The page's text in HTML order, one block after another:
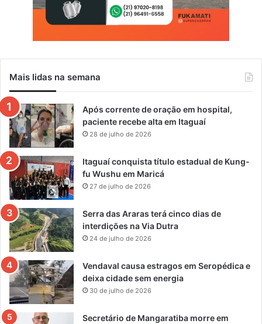
Mais lidas na semana
Após corrente de oração em hospital,
paciente recebe alta em Itaguaí
28 de julho de 2026
Itaguaí conquista título estadual de Kung-
fu Wushu em Maricá
27 de julho de 2026
Serra das Araras terá cinco dias de
interdições na Via Dutra
24 de julho de 2026
Vendaval causa estragos em Seropédica e
deixa cidade sem energia
30 de julho de 2026
Secretário de Mangaratiba morre em